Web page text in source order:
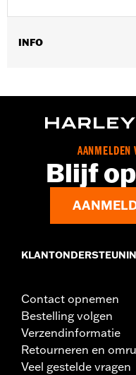
INFO
GARANTIE:
worden
AANMELDEN
Blijf
Contact opnemen
Bestelling volgen
Verzendinformatie
Retourneren en
Veel gestelde vragen